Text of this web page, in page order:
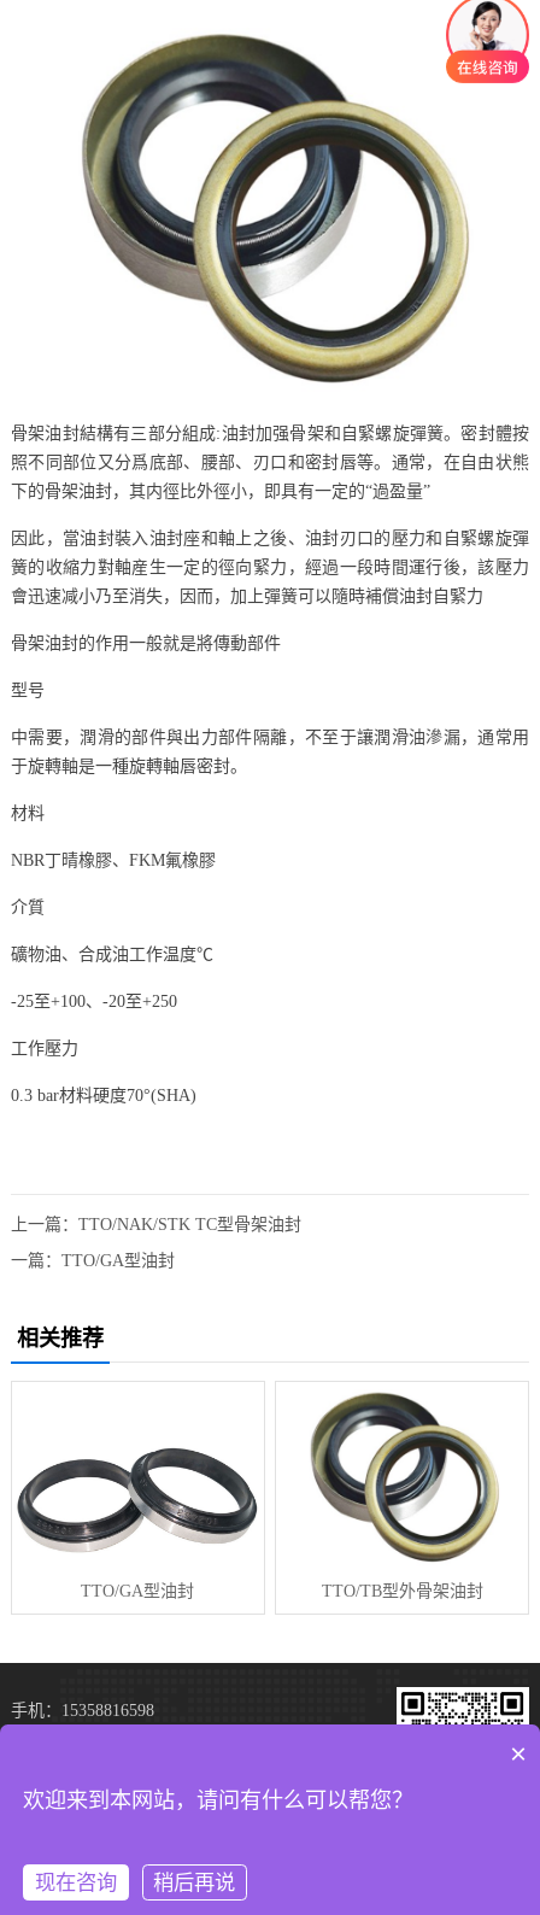
骨架油封結構有三部分組成:油封加强骨架和自緊螺旋彈簧。密封體按
照不同部位又分爲底部、腰部、刃口和密封唇等。通常，在自由状熊
下的骨架油封，其内徑比外徑小，即具有一定的“過盈量”
因此，當油封裝入油封座和軸上之後、油封刃口的壓力和自緊螺旋彈
簧的收縮力對軸産生一定的徑向緊力，經過一段時間運行後，該壓力
會迅速减小乃至消失，因而，加上彈簧可以隨時補償油封自緊力
骨架油封的作用一般就是將傳動部件
型号
中需要，潤滑的部件與出力部件隔離，不至于讓潤滑油滲漏，通常用
于旋轉軸是一種旋轉軸唇密封。
材料
NBR丁晴橡膠、FKM氟橡膠
介質
礦物油、合成油工作温度℃
-25至+100、-20至+250
工作壓力
0.3 bar材料硬度70°(SHA)
上一篇： TTO/NAK/STK TC型骨架油封
一篇： TTO/GA型油封
相关推荐
TTO/GA型油封 TTO/TB型外骨架油封
手机：15358816598
×
欢迎来到本网站，请问有什么可以帮您？
现在咨询 稍后再说